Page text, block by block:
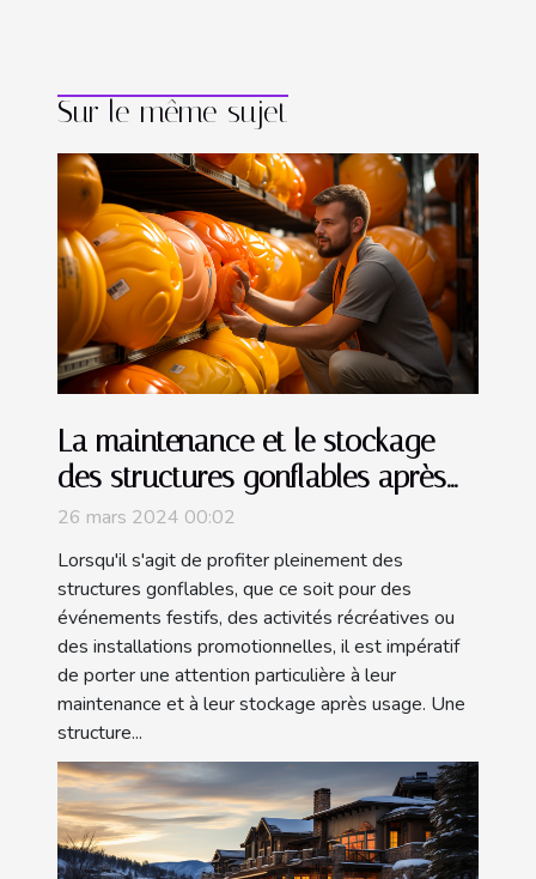
Sur le même sujet
La maintenance et le stockage
des structures gonflables après
utilisation
26 mars 2024 00:02
Lorsqu'il s'agit de profiter pleinement des
structures gonflables, que ce soit pour des
événements festifs, des activités récréatives ou
des installations promotionnelles, il est impératif
de porter une attention particulière à leur
maintenance et à leur stockage après usage. Une
structure...